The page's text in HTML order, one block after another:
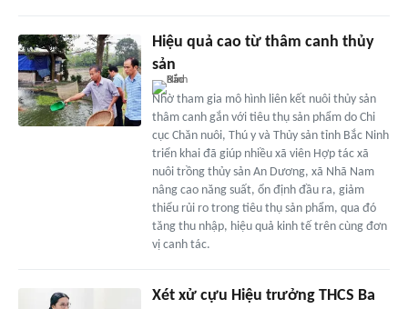
Hiệu quả cao từ thâm canh thủy
sản
Nhờ tham gia mô hình liên kết nuôi thủy sản
thâm canh gắn với tiêu thụ sản phẩm do Chi
cục Chăn nuôi, Thú y và Thủy sản tỉnh Bắc Ninh
triển khai đã giúp nhiều xã viên Hợp tác xã
nuôi trồng thủy sản An Dương, xã Nhã Nam
nâng cao năng suất, ổn định đầu ra, giảm
thiểu rủi ro trong tiêu thụ sản phẩm, qua đó
tăng thu nhập, hiệu quả kinh tế trên cùng đơn
vị canh tác.
Xét xử cựu Hiệu trưởng THCS Ba